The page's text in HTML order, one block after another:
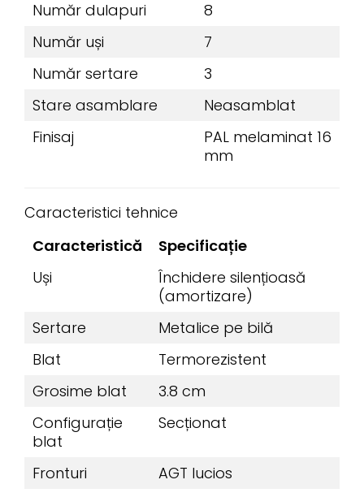
Număr dulapuri
8
Număr uși
7
Număr sertare
3
Stare asamblare
Neasamblat
Finisaj
PAL melaminat 16
mm
Caracteristici tehnice
Caracteristică
Specificație
Uși
Închidere silențioasă
(amortizare)
Sertare
Metalice pe bilă
Blat
Termorezistent
Grosime blat
3.8 cm
Configurație
blat
Secționat
Fronturi AGT lucios